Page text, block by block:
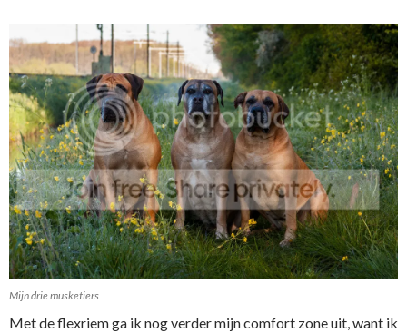
Mijn drie musketiers
Met de flexriem ga ik nog verder mijn comfort zone uit, want ik